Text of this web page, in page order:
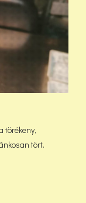
törékeny,
tört.